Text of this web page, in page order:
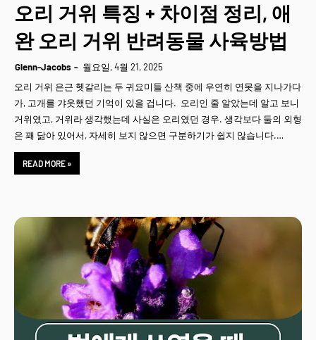
오리 거위 특징 + 차이점 정리, 애
완 오리 거위 반려동물 사육방법
Glenn-Jacobs
월요일, 4월 21, 2025
오리 거위 은근 헷갈리는 두 귀요미들 산책 중에 우연히 연못을 지나가다
가, 고개를 갸웃했던 기억이 있을 겁니다. 오리인 줄 알았는데 알고 보니
거위였고, 거위라 생각했는데 사실은 오리였던 경우. 생각보다 둘의 외형
은 꽤 닮아 있어서, 자세히 보지 않으면 구분하기가 쉽지 않습니다.…
READ MORE »